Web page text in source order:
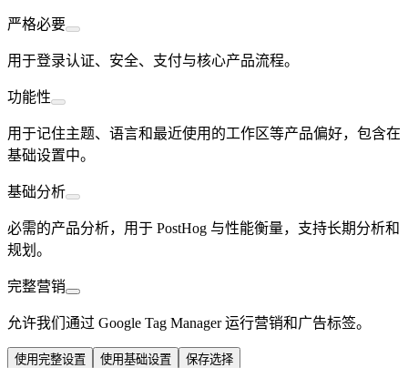
严格必要
用于登录认证、安全、支付与核心产品流程。
功能性
用于记住主题、语言和最近使用的工作区等产品偏好，包含在
基础设置中。
基础分析
必需的产品分析，用于 PostHog 与性能衡量，支持长期分析和
规划。
完整营销
允许我们通过 Google Tag Manager 运行营销和广告标签。
使用完整设置 使用基础设置 保存选择